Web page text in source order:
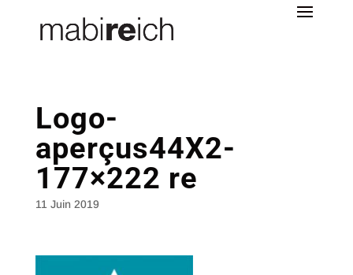
Logo-
aperçus44X2-
177×222 re
11 Juin 2019